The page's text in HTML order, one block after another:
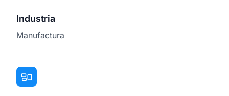
Industria
Manufactura